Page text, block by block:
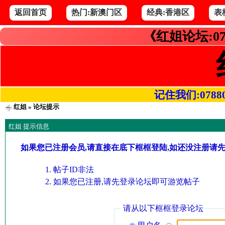
返回首页 热门:新澳门区 经典:香港区 表
《红姐论坛
记住我们
红姐» 论坛提示
红姐 提示信息
如果您已注册会员,请直接在底下框框登陆,如还没注册请
帖子ID非法
如果您已注册,请先登录论坛即可游览帖子
请从以下框框登录论坛